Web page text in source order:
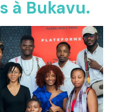
à Bukavu.